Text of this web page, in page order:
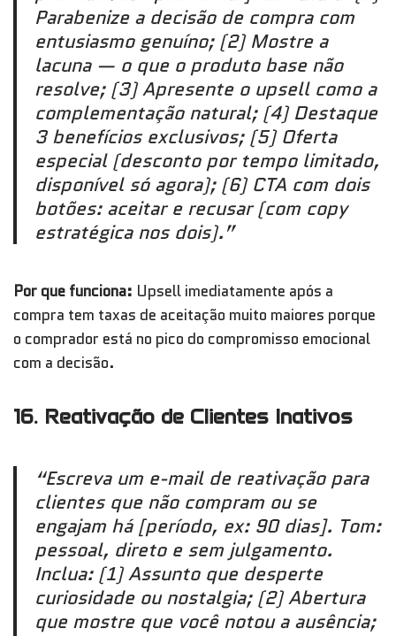
Parabenize a decisão de compra com
entusiasmo genuíno; (2) Mostre a
lacuna — o que o produto base não
resolve; (3) Apresente o upsell como a
complementação natural; (4) Destaque
3 benefícios exclusivos; (5) Oferta
especial (desconto por tempo limitado,
disponível só agora); (6) CTA com dois
botões: aceitar e recusar (com copy
estratégica nos dois).”
Por que funciona: Upsell imediatamente após a
compra tem taxas de aceitação muito maiores porque
o comprador está no pico do compromisso emocional
com a decisão.
16. Reativação de Clientes Inativos
“Escreva um e-mail de reativação para
clientes que não compram ou se
engajam há [período, ex: 90 dias]. Tom:
pessoal, direto e sem julgamento.
Inclua: (1) Assunto que desperte
curiosidade ou nostalgia; (2) Abertura
que mostre que você notou a ausência;